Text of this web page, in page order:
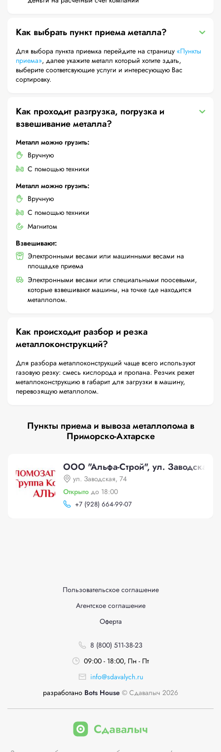
Как выбрать пункт приема металла?
Для выбора пункта приемка перейдите на страницу «Пункты
приема», далее укажите металл который хотите здать,
выберите соответсвующие услуги и интересующую Вас
сортировку.
Как проходит разгрузка, погрузка и
взвешивание металла?
Металл можно грузить:
Вручную
С помощью техники
Металл можно грузить:
Вручную
С помощью техники
Магнитом
Взвешивают:
Электронными весами или машинными весами на
площадке приема
Электронными весами или специальными поосевыми,
которые взвешивают машины, на точке где находится
металлолом.
Как происходит разбор и резка
металлоконструкций?
Для разбора металлоконструкций чаще всего используют
газовую резку: смесь кислорода и пропана. Резчик режет
металлоконструкцию в габарит для загрузки в машину,
перевозящую металлолом.
Пункты приема и вывоза металлолома в
Приморско-Ахтарске
ООО "Альфа-Строй", ул. Заводская,
ул. Заводская, 74
Открыто до 18:00
+7 (928) 664-99-07
Пользовательское соглашение
Агентское соглашение
Оферта
8 (800) 511-38-23
09:00 - 18:00, Пн - Пт
info@sdavalych.ru
разработано Bots House © Сдавалыч 2026